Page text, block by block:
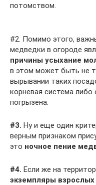
потомством.
#2. Помимо этого,
медведки в огороде
причины усыхание
в этом может быть не
вырывании таких
корневая система либо
погрызена.
#3. Ну и еще один
верным признаком
это ночное пение
#4. Если же на
экземпляры